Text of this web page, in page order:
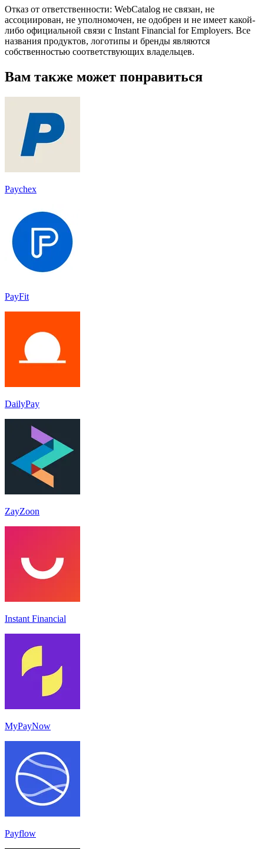
Отказ от ответственности: WebCatalog не связан, не
ассоциирован, не уполномочен, не одобрен и не имеет какой-
либо официальной связи с Instant Financial for Employers. Все
названия продуктов, логотипы и бренды являются
собственностью соответствующих владельцев.
Вам также может понравиться
Paychex
PayFit
DailyPay
ZayZoon
Instant Financial
MyPayNow
Payflow